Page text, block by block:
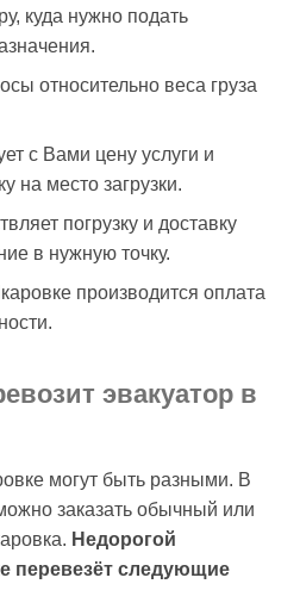
куда нужно подать
относительно веса груза
с Вами цену услуги и
на место загрузки.
погрузку и доставку
в нужную точку.
производится оплата
эвакуатор в
могут быть разными. В
заказать обычный или
Недорогой
перевезёт следующие